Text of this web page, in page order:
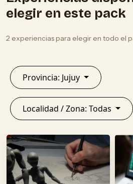
elegir en este pack
2 experiencias para elegir en todo el
Provincia: Jujuy
Localidad / Zona: Todas